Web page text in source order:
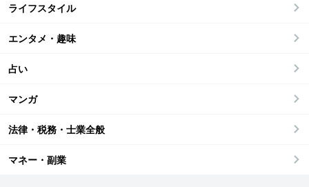
ライフスタイル
エンタメ・趣味
占い
マンガ
法律・税務・士業全般
マネー・副業